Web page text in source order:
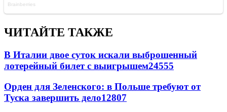
ЧИТАЙТЕ ТАКЖЕ
В Италии двое суток искали выброшенный
лотерейный билет с выигрышем24555
Орден для Зеленского: в Польше требуют от
Туска завершить дело12807